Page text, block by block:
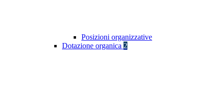
Posizioni organizzative
Dotazione organica 2